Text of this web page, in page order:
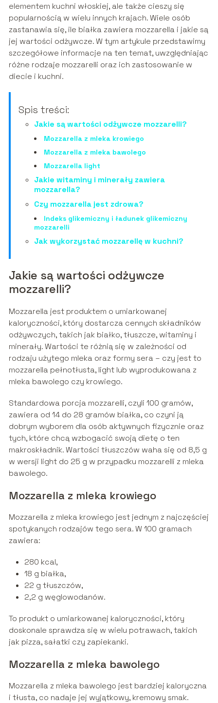
elementem kuchni włoskiej, ale także cieszy się
popularnością w wielu innych krajach. Wiele osób
zastanawia się, ile białka zawiera mozzarella i jakie są
jej wartości odżywcze. W tym artykule przedstawimy
szczegółowe informacje na ten temat, uwzględniając
różne rodzaje mozzarelli oraz ich zastosowanie w
diecie i kuchni.
Spis treści:
Jakie są wartości odżywcze mozzarelli?
Mozzarella z mleka krowiego
Mozzarella z mleka bawolego
Mozzarella light
Jakie witaminy i minerały zawiera
mozzarella?
Czy mozzarella jest zdrowa?
Indeks glikemiczny i ładunek glikemiczny
mozzarelli
Jak wykorzystać mozzarellę w kuchni?
Jakie są wartości odżywcze
mozzarelli?
Mozzarella jest produktem o umiarkowanej
kaloryczności, który dostarcza cennych składników
odżywczych, takich jak białko, tłuszcze, witaminy i
minerały. Wartości te różnią się w zależności od
rodzaju użytego mleka oraz formy sera – czy jest to
mozzarella pełnotłusta, light lub wyprodukowana z
mleka bawolego czy krowiego.
Standardowa porcja mozzarelli, czyli 100 gramów,
zawiera od 14 do 28 gramów białka, co czyni ją
dobrym wyborem dla osób aktywnych fizycznie oraz
tych, które chcą wzbogacić swoją dietę o ten
makroskładnik. Wartości tłuszczów waha się od 8,5 g
w wersji light do 25 g w przypadku mozzarelli z mleka
bawolego.
Mozzarella z mleka krowiego
Mozzarella z mleka krowiego jest jednym z najczęściej
spotykanych rodzajów tego sera. W 100 gramach
zawiera:
280 kcal,
18 g białka,
22 g tłuszczów,
2,2 g węglowodanów.
To produkt o umiarkowanej kaloryczności, który
doskonale sprawdza się w wielu potrawach, takich
jak pizza, sałatki czy zapiekanki.
Mozzarella z mleka bawolego
Mozzarella z mleka bawolego jest bardziej kaloryczna
i tłusta, co nadaje jej wyjątkowy, kremowy smak.